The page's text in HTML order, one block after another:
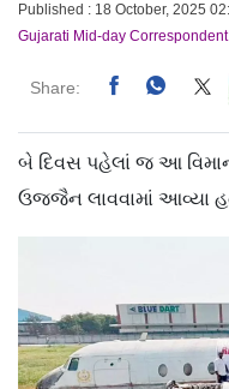
Published : 18 October, 2025
Gujarati Mid-day Correspondent
Share:
બે દિવસ પહેલાં જ આ
ઉજ્જૈન લાવવામાં આવ્યા